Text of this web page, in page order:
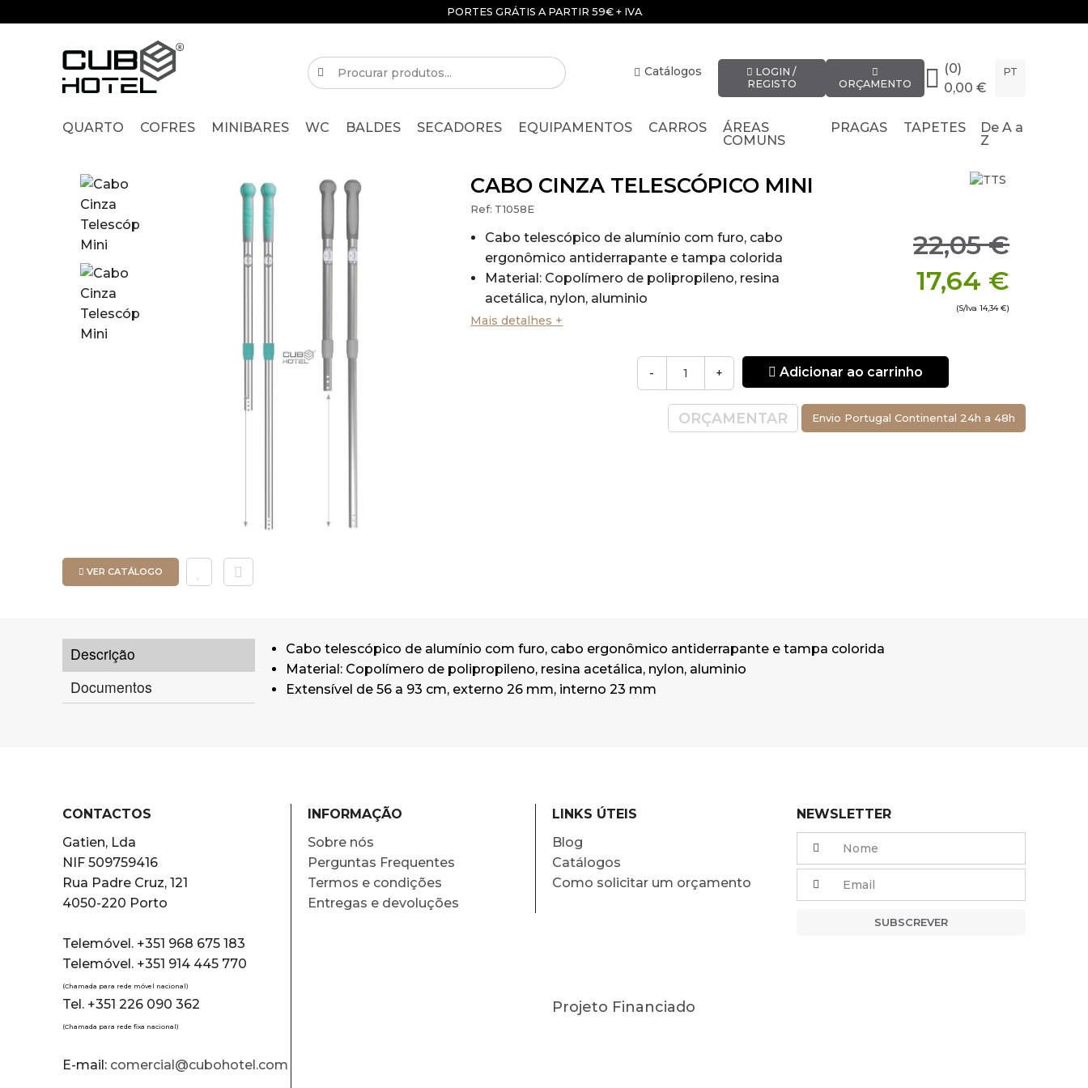
PORTES GRÁTIS A PARTIR 59€ + IVA
Catálogos
LOGIN /
REGISTO
ORÇAMENTO
(0)
0,00 €
PT
QUARTO COFRES MINIBARES WC BALDES SECADORES EQUIPAMENTOS CARROS
ÁREAS
COMUNS
PRAGAS TAPETES
De A a
Z
VER CATÁLOGO
CABO CINZA TELESCÓPICO MINI
Ref: T1058E
22,05 €
17,64 €
(S/Iva 14,34 €)
Cabo telescópico de alumínio com furo, cabo
ergonômico antiderrapante e tampa colorida
Material: Copolímero de polipropileno, resina
acetálica, nylon, aluminio
Extensível de 56 a 93 cm, externo 26 mm, interno
Mais detalhes +
- + Adicionar ao carrinho
ORÇAMENTAR Envio Portugal Continental 24h a 48h
Descrição
Documentos
Cabo telescópico de alumínio com furo, cabo ergonômico antiderrapante e tampa colorida
Material: Copolímero de polipropileno, resina acetálica, nylon, aluminio
Extensível de 56 a 93 cm, externo 26 mm, interno 23 mm
CONTACTOS
Gatien, Lda
NIF 509759416
Rua Padre Cruz, 121
4050-220 Porto
Telemóvel. +351 968 675 183
Telemóvel. +351 914 445 770
(Chamada para rede móvel nacional)
Tel. +351 226 090 362
(Chamada para rede fixa nacional)
E-mail: comercial@cubohotel.com
INFORMAÇÃO
Sobre nós
Perguntas Frequentes
Termos e condições
Entregas e devoluções
LINKS ÚTEIS
Blog
Catálogos
Como solicitar um orçamento
Projeto Financiado
NEWSLETTER
SUBSCREVER